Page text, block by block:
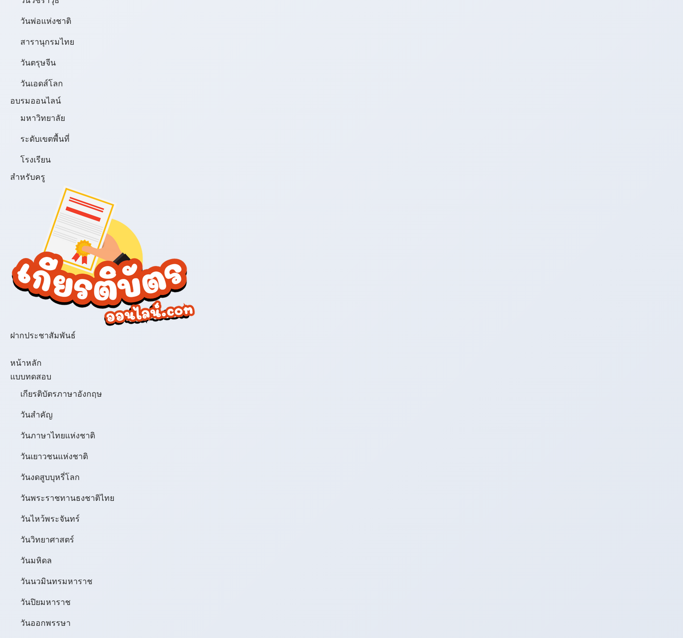
วันพ่อแห่งชาติ
สารานุกรมไทย
วันตรุษจีน
วันเอดส์โลก
อบรมออนไลน์
มหาวิทยาลัย
ระดับเขตพื้นที่
โรงเรียน
สำหรับครู
ฝากประชาสัมพันธ์
หน้าหลัก
แบบทดสอบ
เกียรติบัตรภาษาอังกฤษ
วันสำคัญ
วันภาษาไทยแห่งชาติ
วันเยาวชนแห่งชาติ
วันงดสูบบุหรี่โลก
วันพระราชทานธงชาติไทย
วันไหว้พระจันทร์​
วันวิทยาศาสตร์
วันมหิดล
วันนวมินทรมหาราช
วันปิยมหาราช
วันออกพรรษา